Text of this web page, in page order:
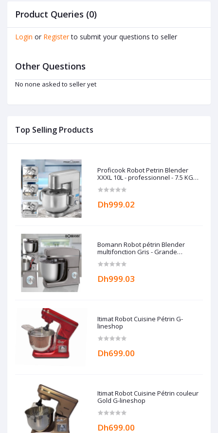
Top Selling Products
Proficook Robot Petrin Blender
XXXL 10L - professionnel - 7.5 KG
Dh999.02
Bomann Robot pétrin Blender
multifonction Gris - Grande
Dh999.03
Itimat Robot Cuisine Pétrin G-
lineshop
Dh699.00
Itimat Robot Cuisine Pétrin couleur
Gold G-lineshop
Dh699.00
Product Queries (0)
Login or Register to submit your questions to seller
Other Questions
No none asked to seller yet